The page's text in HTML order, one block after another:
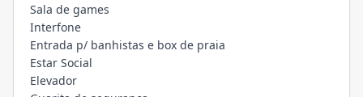
Sala de games
Interfone
Entrada p/ banhistas e box de praia
Estar Social
Elevador